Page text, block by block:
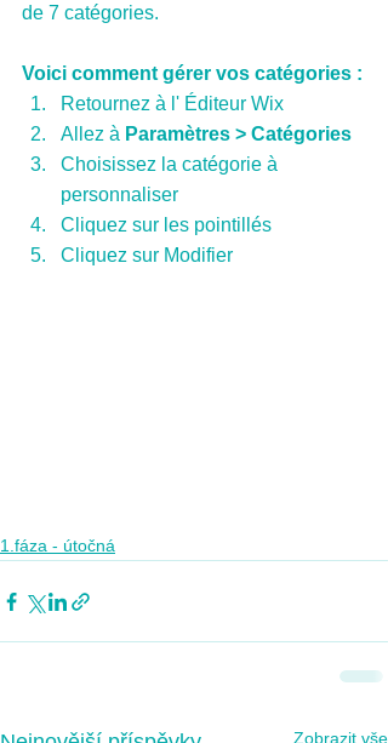
de 7 catégories.
Voici comment gérer vos catégories :
Retournez à l' Éditeur Wix
Allez à Paramètres > Catégories
Choisissez la catégorie à
personnaliser
Cliquez sur les pointillés
Cliquez sur Modifier
1.fáza - útočná
Zobrazit vše